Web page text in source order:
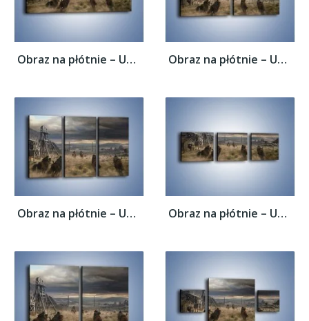
Obraz na płótnie – Uciec przed wrogiem –... Obraz na płótnie – Uciec przed wrogiem –...
Obraz na płótnie – Uciec przed wrogiem –... Obraz na płótnie – Uciec przed wrogiem –...